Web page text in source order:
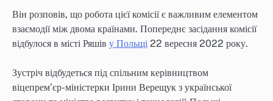
Він розповів, що робота цієї комісії є важливим елементом
взаємодії між двома країнами. Попереднє засідання комісії
відбулося в місті Ряшів у Польщі 22 вересня 2022 року.
Зустріч відбудеться під спільним керівництвом
віцепрем’єр-міністерки Ірини Верещук з української